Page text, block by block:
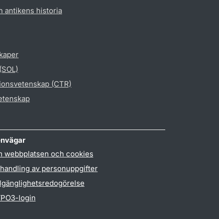
antikens historia
(CTR)
webbplatsen och cookies
av personuppgifter
login